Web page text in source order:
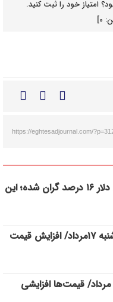
امتیاز خود را ثبت کنید.
0
]
https://eghtesadjournal.com/
اظهارات همتی درباره دلار/ دلار ۱۶ درصد گران شده؛ این
قیمت طلای ۱۸عیار امروز شنبه ۱۷مرداد/ افزایش قیمت